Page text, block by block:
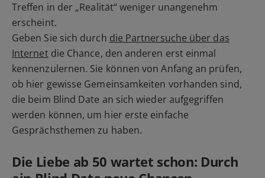
Treffen in der „Realität“ weniger unangenehm
erscheint.
Geben Sie sich durch die Partnersuche über das
Internetdie Chance, den anderen erst einmal
kennenzulernen. Sie können von Anfang an prüfen,
ob hier gewisse Gemeinsamkeiten vorhanden sind,
die beim Blind Date an sich wieder aufgegriffen
werden können, um hier erste einfache
Gesprächsthemen zu haben.
Die Liebe ab 50 wartet schon: Durch